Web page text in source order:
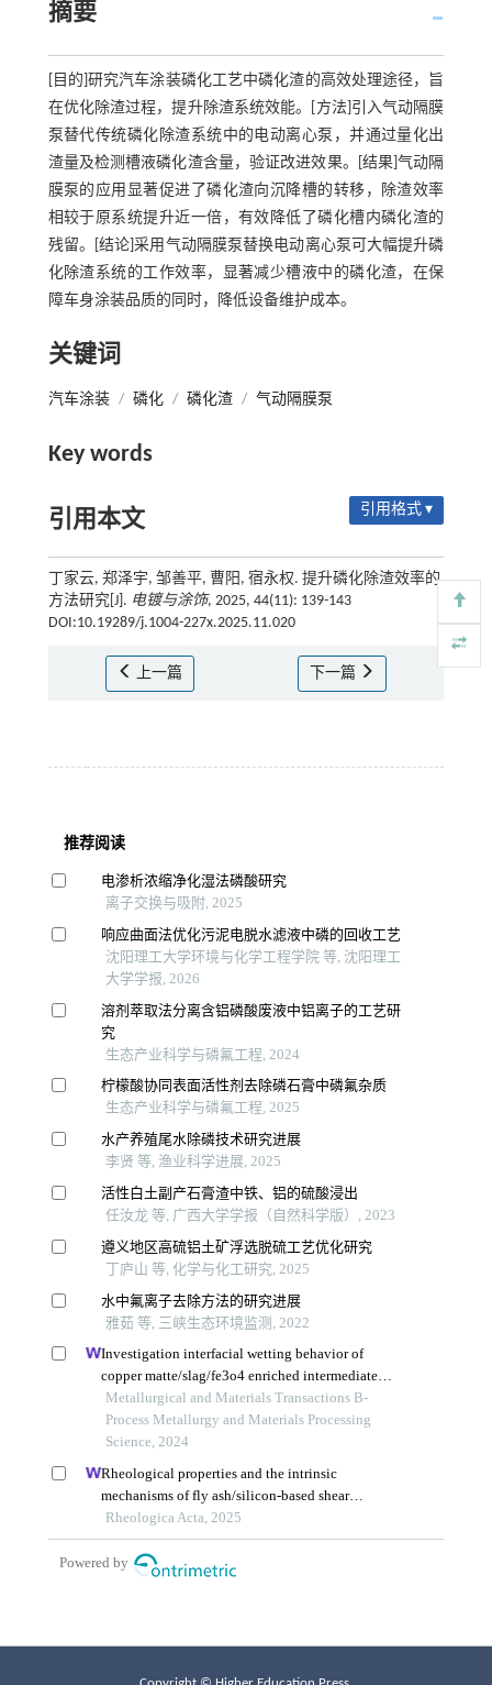
摘要
[目的]研究汽车涂装磷化工艺中磷化渣的高效处理途径，旨
在优化除渣过程，提升除渣系统效能。[方法]引入气动隔膜
泵替代传统磷化除渣系统中的电动离心泵，并通过量化出
渣量及检测槽液磷化渣含量，验证改进效果。[结果]气动隔
膜泵的应用显著促进了磷化渣向沉降槽的转移，除渣效率
相较于原系统提升近一倍，有效降低了磷化槽内磷化渣的
残留。[结论]采用气动隔膜泵替换电动离心泵可大幅提升磷
化除渣系统的工作效率，显著减少槽液中的磷化渣，在保
障车身涂装品质的同时，降低设备维护成本。
关键词
汽车涂装 / 磷化 / 磷化渣 / 气动隔膜泵
Key words
引用本文 引用格式 ▾
丁家云, 郑泽宇, 邹善平, 曹阳, 宿永权. 提升磷化除渣效率的
方法研究[J]. 电镀与涂饰, 2025, 44(11): 139-143
DOI:10.19289/j.1004-227x.2025.11.020
上一篇 下一篇